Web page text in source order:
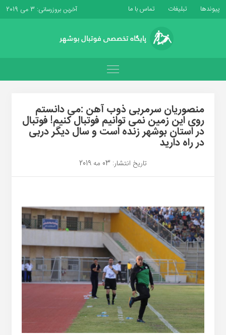
پیوندها تبلیغات تماس با ما آخرین بروزرسانی: 3 می 2019
منصوریان سرمربی ذوب آهن :می دانستم
روی این زمین نمی توانیم فوتبال کنیم! فوتبال
در استان بوشهر زنده است و سال دیگر دربی
در راه دارید
تاریخ انتشار: 03 مه 2019